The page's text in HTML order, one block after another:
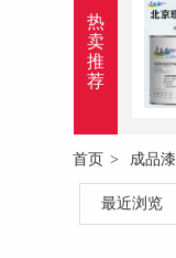
热
卖
推
荐
首页 > 成品漆
最近浏览